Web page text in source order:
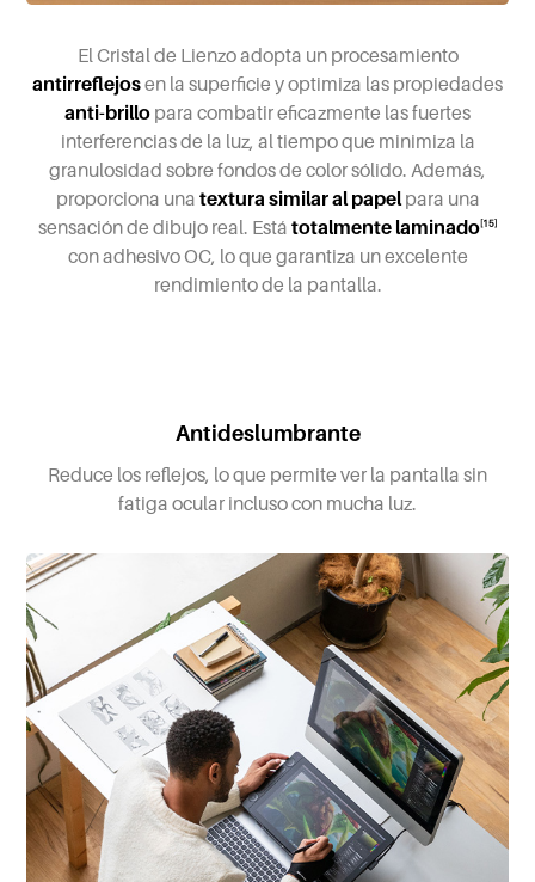
El Cristal de Lienzo adopta un procesamiento
antirreflejosen la superficie y optimiza las propiedades
anti-brillo para combatir eficazmente las fuertes
interferencias de la luz, al tiempo que minimiza la
granulosidad sobre fondos de color sólido. Además,
proporciona una textura similar al papelpara una
sensación de dibujo real. Está totalmente laminado[15]
con adhesivo OC, lo que garantiza un excelente
rendimiento de la pantalla.
Antideslumbrante
Reduce los reflejos, lo que permite ver la pantalla sin
fatiga ocular incluso con mucha luz.